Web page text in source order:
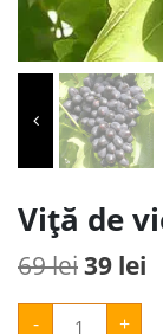
Viță de
69leiPrețul
inițial
39 lei
-
Cantitate
Viță +